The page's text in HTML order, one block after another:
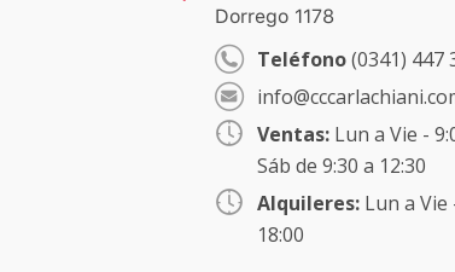
Dorrego 1178
Teléfono(0341) 447
Ventas: Lun a Vie -
Sáb de 9:30 a 12:30
Alquileres: Lun a Vie
18:00